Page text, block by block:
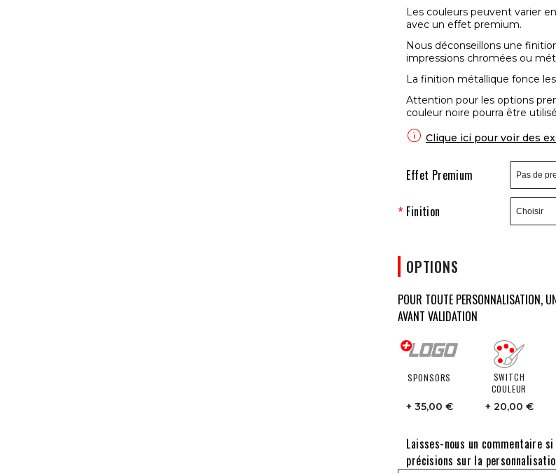
Les couleurs peuvent varier
avec un effet premium.
Nous déconseillons une
impressions chromées ou
La finition métallique fonce
Attention pour les options
couleur noire pourra être
 Clique ici pour voir des
Effet Premium
Finition
OPTIONS
POUR TOUTE PERSONNALISATION,
AVANT VALIDATION
SPONSORS
35,00 €
SWITCH
COULEUR
20,00 €
Laisses-nous un commentaire
précisions sur la